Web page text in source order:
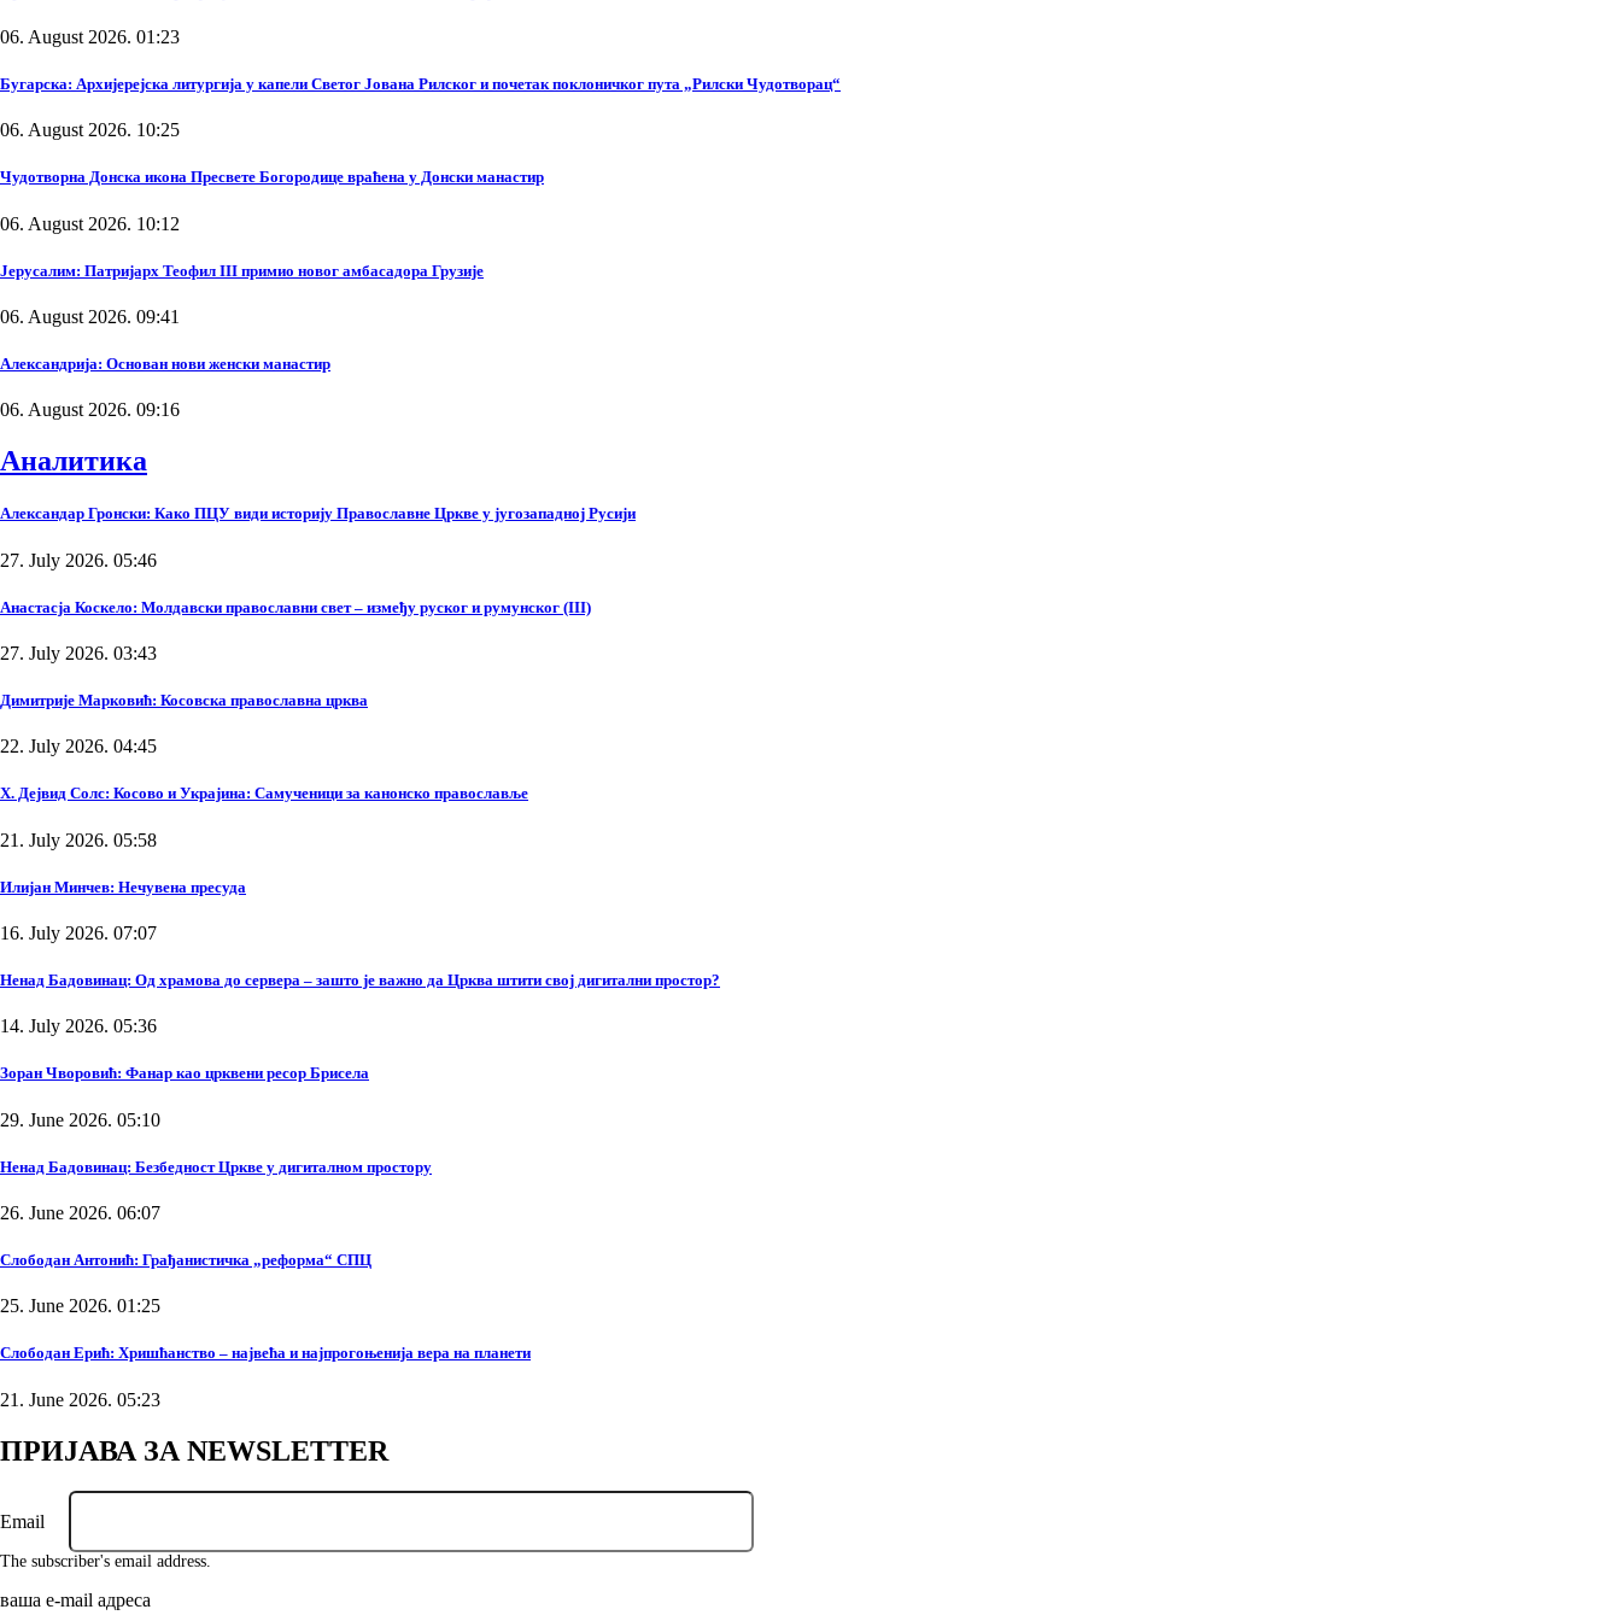
06. August 2026. 01:23
Бугарска: Архијерејска литургија у капели Светог Јована Рилског и почетак поклоничког пута „Рилски Чудотворац“
06. August 2026. 10:25
Чудотворна Донска икона Пресвете Богородице враћена у Донски манастир
06. August 2026. 10:12
Јерусалим: Патријарх Теофил III примио новог амбасадора Грузије
06. August 2026. 09:41
Александрија: Основан нови женски манастир
06. August 2026. 09:16
Аналитика
Александар Гронски: Како ПЦУ види историју Православне Цркве у југозападној Русији
27. July 2026. 05:46
Анастасја Коскело: Молдавски православни свет – између руског и румунског (III)
27. July 2026. 03:43
Димитрије Марковић: Косовска православна црква
22. July 2026. 04:45
Х. Дејвид Солс: Косово и Украјина: Самученици за канонско православље
21. July 2026. 05:58
Илијан Минчев: Нечувена пресуда
16. July 2026. 07:07
Ненад Бадовинац: Од храмова до сервера – зашто је важно да Црква штити свој дигитални простор?
14. July 2026. 05:36
Зоран Чворовић: Фанар као црквени ресор Брисела
29. June 2026. 05:10
Ненад Бадовинац: Безбедност Цркве у дигиталном простору
26. June 2026. 06:07
Слободан Антонић: Грађанистичка „реформа“ СПЦ
25. June 2026. 01:25
Слободан Ерић: Хришћанство – највећа и најпрогоњенија вера на планети
21. June 2026. 05:23
ПРИЈАВА ЗА NEWSLETTER
Email
The subscriber's email address.
ваша е-mail адреса